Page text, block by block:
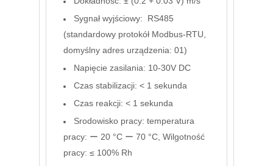
Sygnał wyjściowy:
RS485
(standardowy protokół Modbus-RTU,
domyślny adres urządzenia: 01)
Napięcie zasilania: 10-30V DC
Czas stabilizacji: < 1 sekunda
Czas reakcji: < 1 sekunda
Srodowisko pracy: temperatura
pracy: ー 20 °C ー 70 °C Wilgotność
pracy: ≤ 100% Rh